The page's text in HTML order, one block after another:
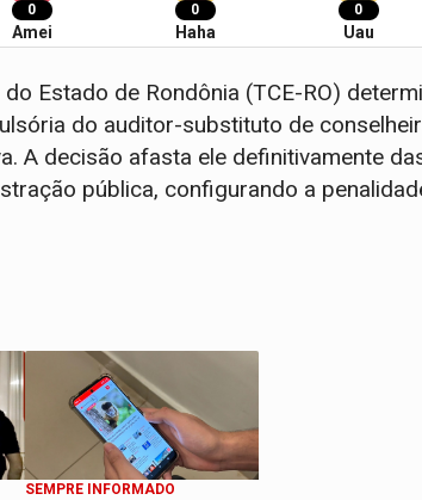
0
Amei
0
Haha
0
Uau
Estado de Rondônia (TCE-RO)
do auditor-substituto de
A decisão afasta ele definitivamente
pública, configurando a
SEMPRE INFORMADO